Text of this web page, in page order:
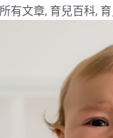
所有文章, 育兒百科,